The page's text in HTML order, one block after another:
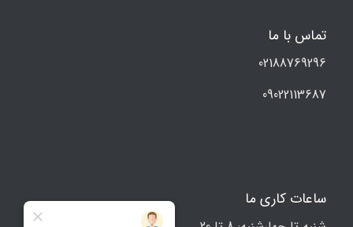
تماس با ما
02188769296
09022113687
ساعات کاری ما